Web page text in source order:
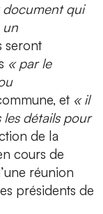
document qui
un
seront
« par le
et « il
détails pour
de la
cours de
réunion
présidents de